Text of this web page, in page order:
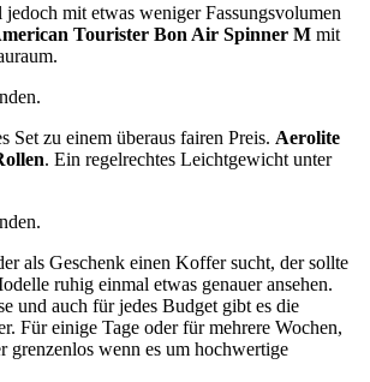
mit etwas weniger Fassungsvolumen
Tourister Bon Air Spinner M mit
Set zu einem überaus fairen Preis. Aerolite
. Ein regelrechtes Leichtgewicht unter
als Geschenk einen Koffer sucht, der sollte
ruhig einmal etwas genauer ansehen.
und auch für jedes Budget gibt es die
Für einige Tage oder für mehrere Wochen,
grenzenlos wenn es um hochwertige